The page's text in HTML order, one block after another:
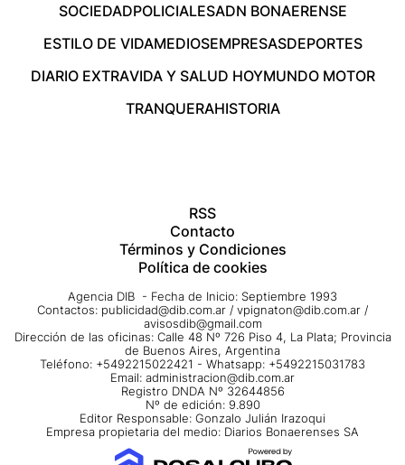
SOCIEDADPOLICIALESADN BONAERENSE
ESTILO DE VIDAMEDIOSEMPRESASDEPORTES
DIARIO EXTRAVIDA Y SALUD HOYMUNDO MOTOR
TRANQUERAHISTORIA
RSS
Contacto
Términos y Condiciones
Política de cookies
Agencia DIB - Fecha de Inicio: Septiembre 1993
Contactos: publicidad@dib.com.ar / vpignaton@dib.com.ar /
avisosdib@gmail.com
Dirección de las oficinas: Calle 48 Nº 726 Piso 4, La Plata; Provincia
de Buenos Aires, Argentina
Teléfono: +5492215022421 - Whatsapp: +5492215031783
Email: administracion@dib.com.ar
Registro DNDA Nº 32644856
Nº de edición: 9.890
Editor Responsable: Gonzalo Julián Irazoqui
Empresa propietaria del medio: Diarios Bonaerenses SA